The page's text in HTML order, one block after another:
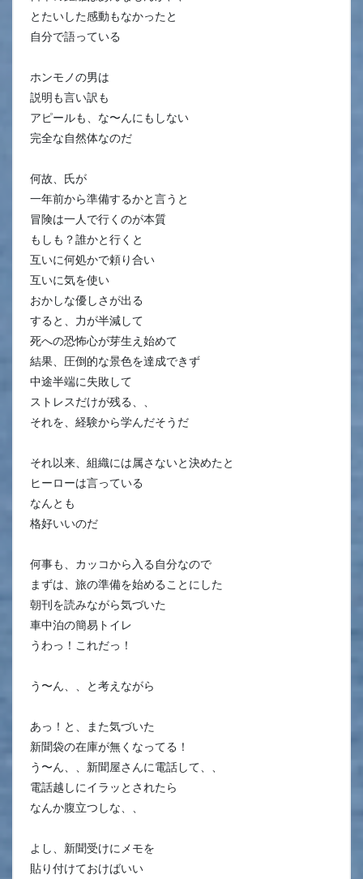
とたいした感動もなかったと
自分で語っている
ホンモノの男は
説明も言い訳も
アピールも、な〜んにもしない
完全な自然体なのだ
何故、氏が
一年前から準備するかと言うと
冒険は一人で行くのが本質
もしも？誰かと行くと
互いに何処かで頼り合い
互いに気を使い
おかしな優しさが出る
すると、力が半減して
死への恐怖心が芽生え始めて
結果、圧倒的な景色を達成できず
中途半端に失敗して
ストレスだけが残る、、
それを、経験から学んだそうだ
それ以来、組織には属さないと決めたと
ヒーローは言っている
なんとも
格好いいのだ
何事も、カッコから入る自分なので
まずは、旅の準備を始めることにした
朝刊を読みながら気づいた
車中泊の簡易トイレ
うわっ！これだっ！
う〜ん、、と考えながら
あっ！と、また気づいた
新聞袋の在庫が無くなってる！
う〜ん、、新聞屋さんに電話して、、
電話越しにイラッとされたら
なんか腹立つしな、、
よし、新聞受けにメモを
貼り付けておけばいい